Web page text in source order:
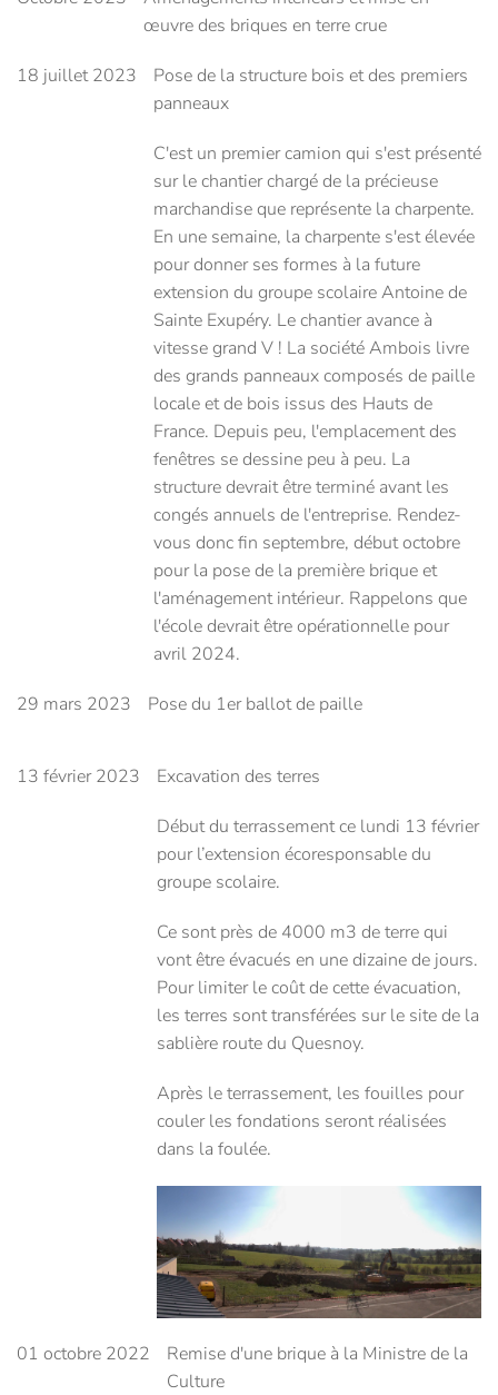
œuvre des briques en terre crue
18 juillet 2023
Pose de la structure bois et des premiers
panneaux
C'est un premier camion qui s'est présenté
sur le chantier chargé de la précieuse
marchandise que représente la charpente.
En une semaine, la charpente s'est élevée
pour donner ses formes à la future
extension du groupe scolaire Antoine de
Sainte Exupéry. Le chantier avance à
vitesse grand V ! La société Ambois livre
des grands panneaux composés de paille
locale et de bois issus des Hauts de
France. Depuis peu, l'emplacement des
fenêtres se dessine peu à peu. La
structure devrait être terminé avant les
congés annuels de l'entreprise. Rendez-
vous donc fin septembre, début octobre
pour la pose de la première brique et
l'aménagement intérieur. Rappelons que
l'école devrait être opérationnelle pour
avril 2024.
29 mars 2023 Pose du 1er ballot de paille
13 février 2023 Excavation des terres
Début du terrassement ce lundi 13 février
pour l’extension écoresponsable du
groupe scolaire.
Ce sont près de 4000 m3 de terre qui
vont être évacués en une dizaine de jours.
Pour limiter le coût de cette évacuation,
les terres sont transférées sur le site de la
sablière route du Quesnoy.
Après le terrassement, les fouilles pour
couler les fondations seront réalisées
dans la foulée.
01 octobre 2022
Remise d'une brique à la Ministre de la
Culture